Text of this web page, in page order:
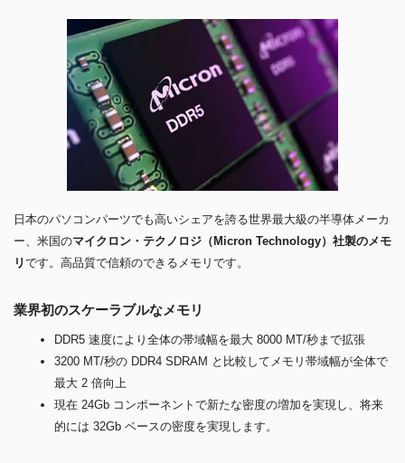
日本のパソコンパーツでも高いシェアを誇る世界最大級の半導体メーカ
ー、米国のマイクロン・テクノロジ（Micron Technology）社製のメモ
リです。高品質で信頼のできるメモリです。
業界初のスケーラブルなメモリ
DDR5 速度により全体の帯域幅を最大 8000 MT/秒まで拡張
3200 MT/秒の DDR4 SDRAM と比較してメモリ帯域幅が全体で
最大 2 倍向上
現在 24Gb コンポーネントで新たな密度の増加を実現し、将来
的には 32Gb ベースの密度を実現します。